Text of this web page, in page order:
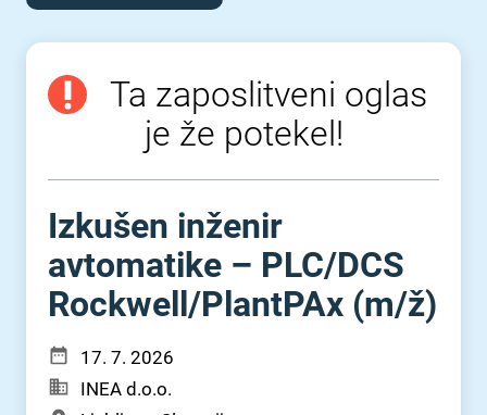
Ta zaposlitveni oglas
je že potekel!
Izkušen inženir
avtomatike – PLC⁠/⁠DCS
Rockwell⁠/⁠PlantPAx (m⁠/⁠ž)
17. 7. 2026
INEA d.o.o.